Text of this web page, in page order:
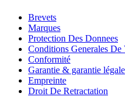
Brevets
Marques
Protection Des Donnees
Conditions Generales De
Conformité
Garantie & garantie légale
Empreinte
Droit De Retractation